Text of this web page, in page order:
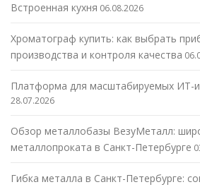
Встроенная кухня 06.08.2026
Хроматограф купить: как выбрать
производства и контроля качества
Платформа для масштабируемых ИТ-
28.07.2026
Обзор металлобазы ВезуМеталл:
металлопроката в Санкт-Петербурге
Гибка металла в Санкт-Петербурге: